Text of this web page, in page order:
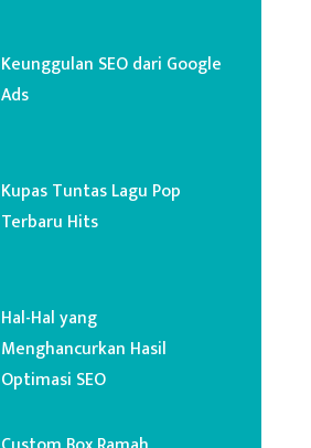
Keunggulan SEO dari Google
Ads
Kupas Tuntas Lagu Pop
Terbaru Hits
Hal-Hal yang
Menghancurkan Hasil
Optimasi SEO